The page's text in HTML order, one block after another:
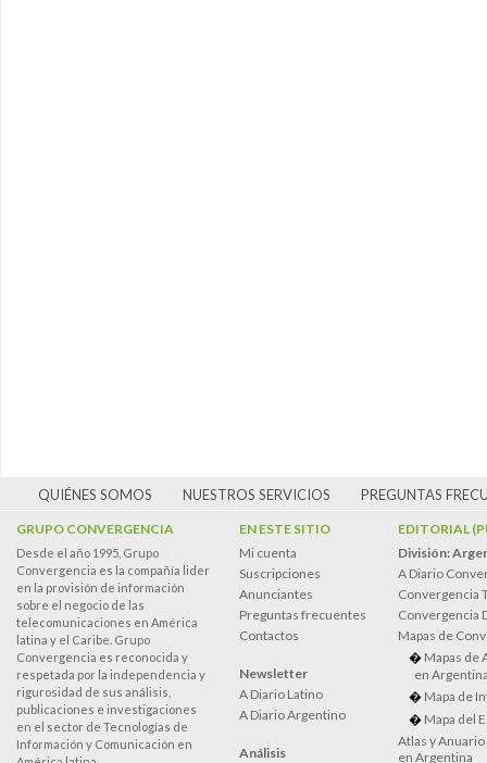
QUIÉNES SOMOS NUESTROS SERVICIOS PREGUNTAS
GRUPO CONVERGENCIA
Desde el año 1995, Grupo
Convergencia es la compañía lider
en la provisión de información
sobre el negocio de las
telecomunicaciones en América
latina y el Caribe. Grupo
Convergencia es reconocida y
respetada por la independencia y
rigurosidad de sus análisis,
publicaciones e investigaciones
en el sector de Tecnologías de
Información y Comunicación en
EN ESTE SITIO
Mi cuenta
Suscripciones
Anunciantes
Preguntas frecuentes
Contactos
Newsletter
A Diario Latino
A Diario Argentino
Análisis
EDITORIAL
División:
A Diario
Convergencia
Convergencia
Mapas de
Mapas de
en
Mapa de
Mapa del
Atlas y
en Argentina